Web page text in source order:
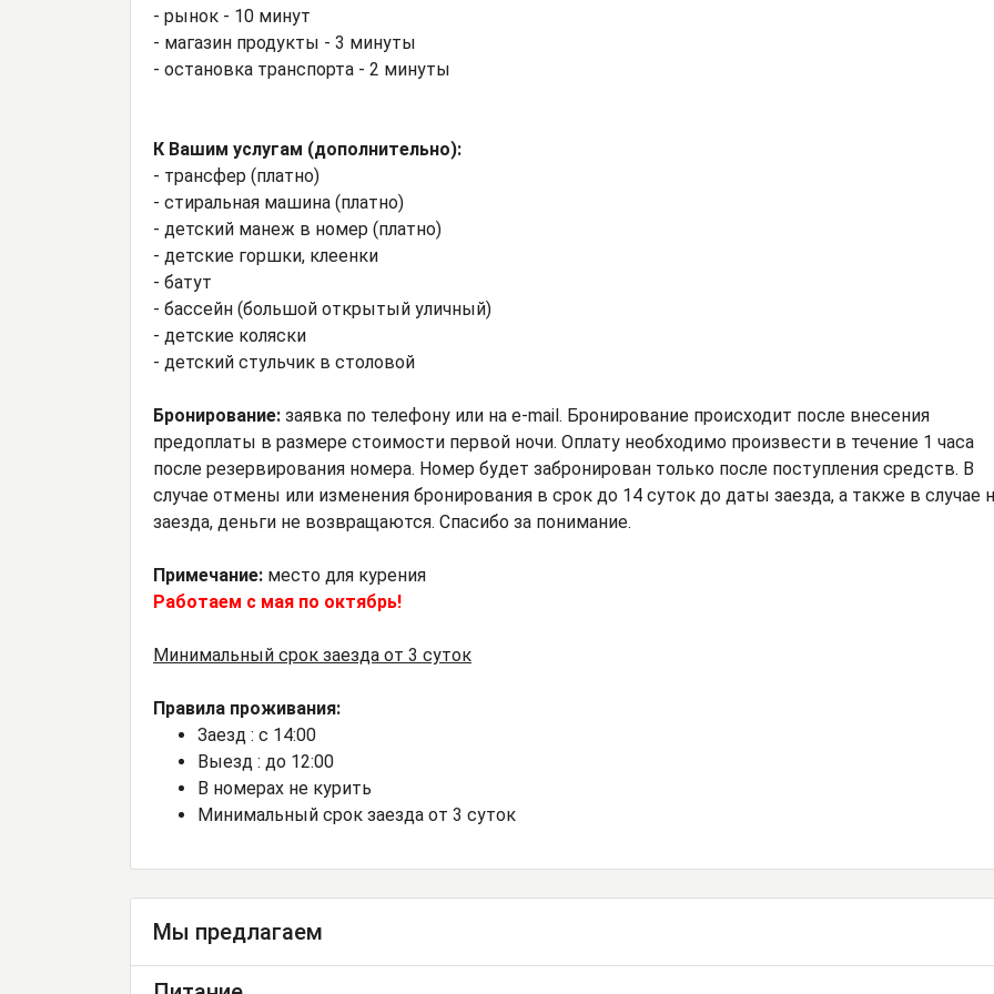
- рынок - 10 минут
- магазин продукты - 3 минуты
- остановка транспорта - 2 минуты
К Вашим услугам (дополнительно):
- трансфер (платно)
- стиральная машина (платно)
- детский манеж в номер (платно)
- детские горшки, клеенки
- батут
- бассейн (большой открытый уличный)
- детские коляски
- детский стульчик в столовой
Бронирование: заявка по телефону или на e-mail. Бронирование происходит после внесения
предоплаты в размере стоимости первой ночи. Оплату необходимо произвести в течение 1 часа
после резервирования номера. Номер будет забронирован только после поступления средств. В
случае отмены или изменения бронирования в срок до 14 суток до даты заезда, а также в случае
заезда, деньги не возвращаются. Спасибо за понимание.
Примечание: место для курения
Работаем с мая по октябрь!
Минимальный срок заезда от 3 суток
Правила проживания:
Заезд : с 14:00
Выезд : до 12:00
В номерах не курить
Минимальный срок заезда от 3 суток
Мы предлагаем